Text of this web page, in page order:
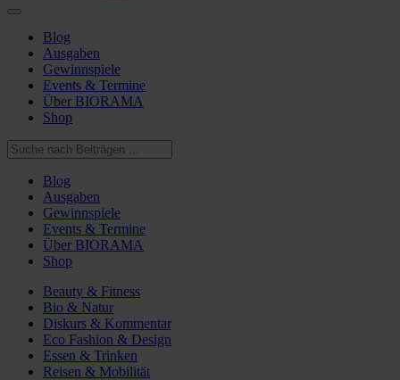
Blog
Ausgaben
Gewinnspiele
Events & Termine
Über BIORAMA
Shop
Blog
Ausgaben
Gewinnspiele
Events & Termine
Über BIORAMA
Shop
Beauty & Fitness
Bio & Natur
Diskurs & Kommentar
Eco Fashion & Design
Essen & Trinken
Reisen & Mobilität